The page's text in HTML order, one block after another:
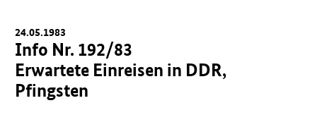
24.05.1983
Info Nr. 192/83
Erwartete Einreisen in DDR,
Pfingsten